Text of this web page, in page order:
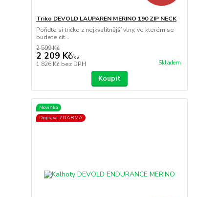
Triko DEVOLD LAUPAREN MERINO 190 ZIP NECK
Pořiďte si tričko z nejkvalitnější vlny, ve kterém se
budete cít...
2 599 Kč
2 209 Kč/ks
1 826 Kč bez DPH Skladem
Koupit
Novinka
Doprava ZDARMA